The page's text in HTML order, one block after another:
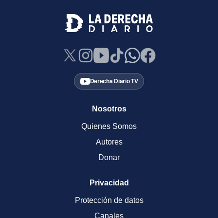
Derecha Diario TV
Nosotros
Quienes Somos
Autores
Donar
Privacidad
Protección de datos
Canales